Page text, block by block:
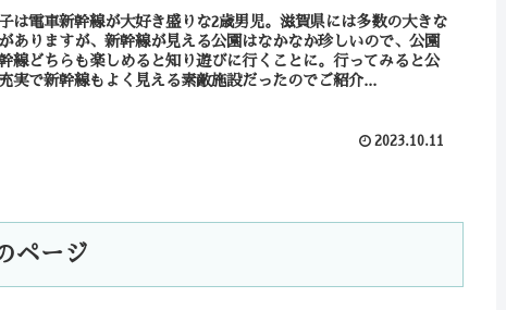
は電車新幹線が大好き盛りな2歳男児。滋賀県には多数の大きな
ありますが、新幹線が見える公園はなかなか珍しいので、公園
線どちらも楽しめると知り遊びに行くことに。行ってみると公
実で新幹線もよく見える素敵施設だったのでご紹介...
2023.10.11
ページ